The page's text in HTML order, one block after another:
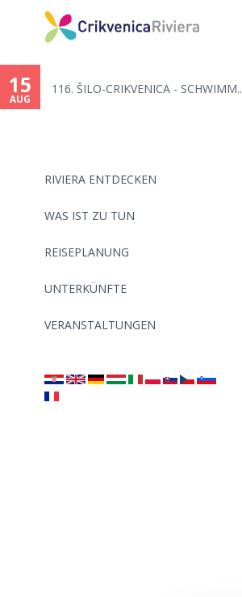
RIVIERA ENTDECKEN
WAS IST ZU TUN
REISEPLANUNG
UNTERKÜNFTE
VERANSTALTUNGEN
15
AUG
116. ŠILO-CRIKVENICA - SCHWIMM...
are
here